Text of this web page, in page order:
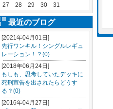
27
28 29 30 31
最近のブログ
[2021年04月01日]
先行ワンキル！シングルレギュ
レーション！？(0)
[2018年06月24日]
もしも、思考していたデッキに
死刑宣告を出されたらどうす
る？(0)
[2016年04月27日]